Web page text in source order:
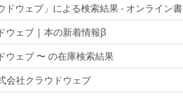
ドウェブ」による検索結果 - オンライン
ウェブ | 本の新着情報β
ウェブ 〜 の在庫検索結果
会社クラウドウェブ